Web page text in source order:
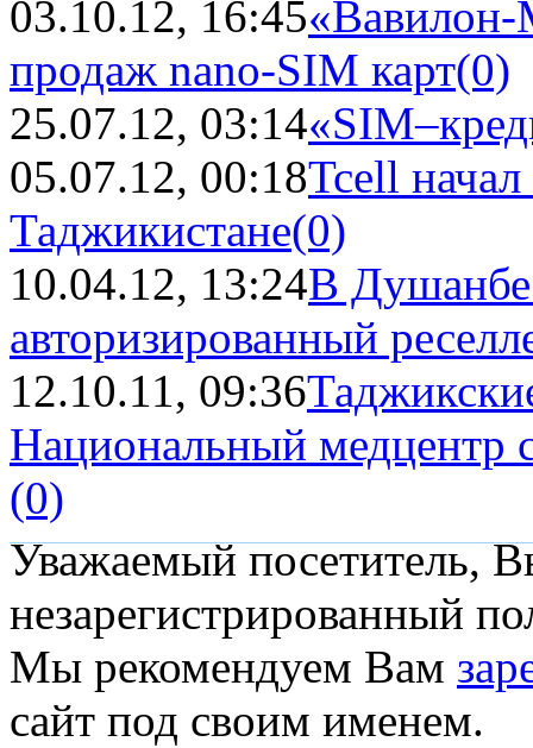
03.10.12, 16:45«Вавилон-
продаж nano-SIM карт(0)
25.07.12, 03:14
05.07.12, 00:18Tcell
Таджикистане(0)
10.04.12, 13:24В Душанбе
авторизированный
12.10.11, 09:36
Национальный медцентр
(0)
Уважаемый посетитель,
незарегистрированный
Мы рекомендуем Вам
сайт под своим именем.